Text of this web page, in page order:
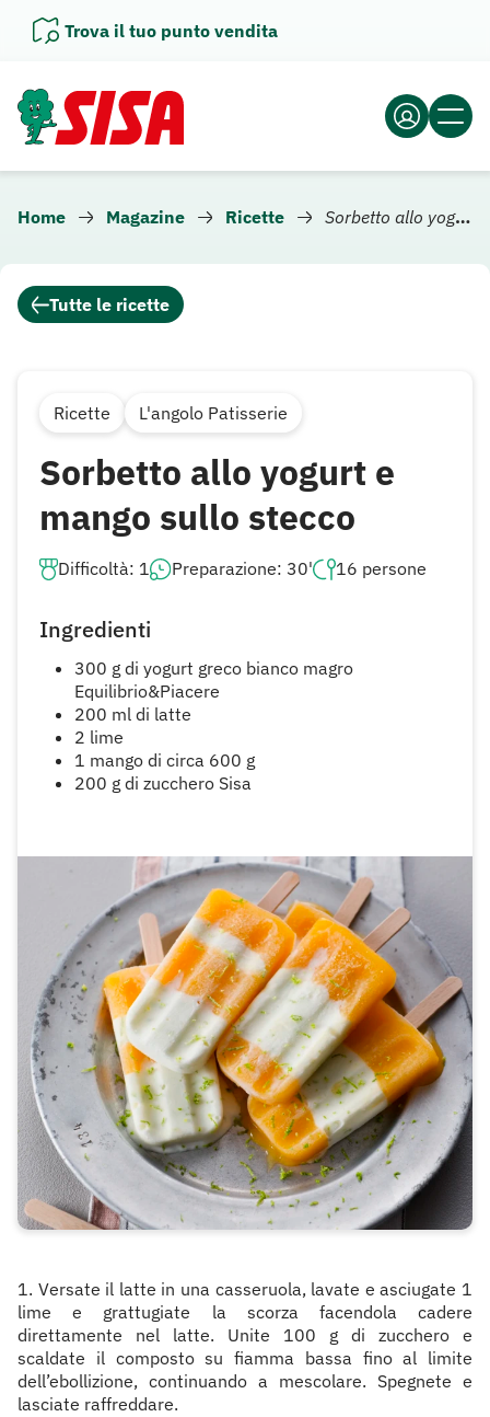
Trova il tuo punto vendita
Home Magazine Ricette Sorbetto allo yogurt e mango sullo stecco
Tutte le ricette
Ricette L'angolo Patisserie
Sorbetto allo yogurt e
mango sullo stecco
Difficoltà: 1 Preparazione: 30' 16 persone
Ingredienti
300 g di yogurt greco bianco magro
Equilibrio&Piacere
200 ml di latte
2 lime
1 mango di circa 600 g
200 g di zucchero Sisa
1. Versate il latte in una casseruola, lavate e asciugate 1
lime e grattugiate la scorza facendola cadere
direttamente nel latte. Unite 100 g di zucchero e
scaldate il composto su fiamma bassa fino al limite
dell’ebollizione, continuando a mescolare. Spegnete e
lasciate raffreddare.